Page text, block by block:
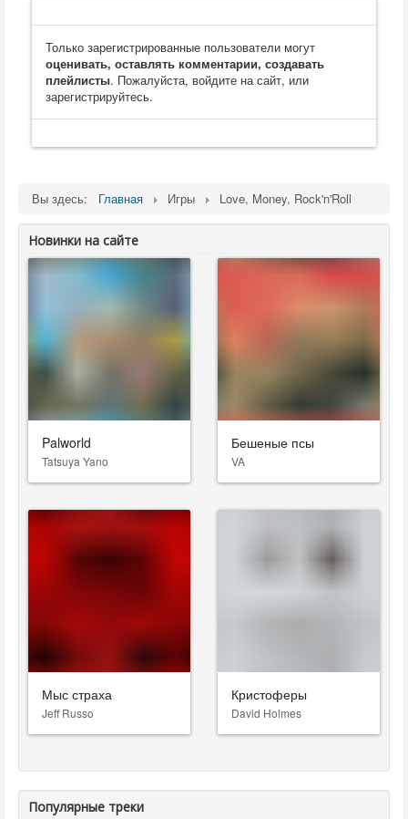
Только зарегистрированные пользователи могут
оценивать, оставлять комментарии, создавать
плейлисты. Пожалуйста, войдите на сайт, или
зарегистрируйтесь.
Вы здесь: Главная Игры Love, Money, Rock'n'Roll
Новинки на сайте
Palworld
Tatsuya Yano
Бешеные псы
VA
Мыс страха
Jeff Russo
Кристоферы
David Holmes
Популярные треки